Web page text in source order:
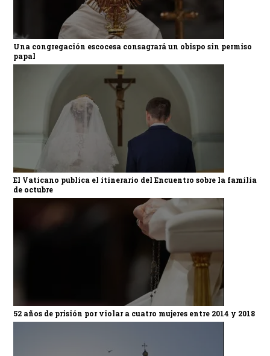
Una congregación escocesa consagrará un obispo sin permiso
papal
El Vaticano publica el itinerario del Encuentro sobre la familia
de octubre
52 años de prisión por violar a cuatro mujeres entre 2014 y 2018